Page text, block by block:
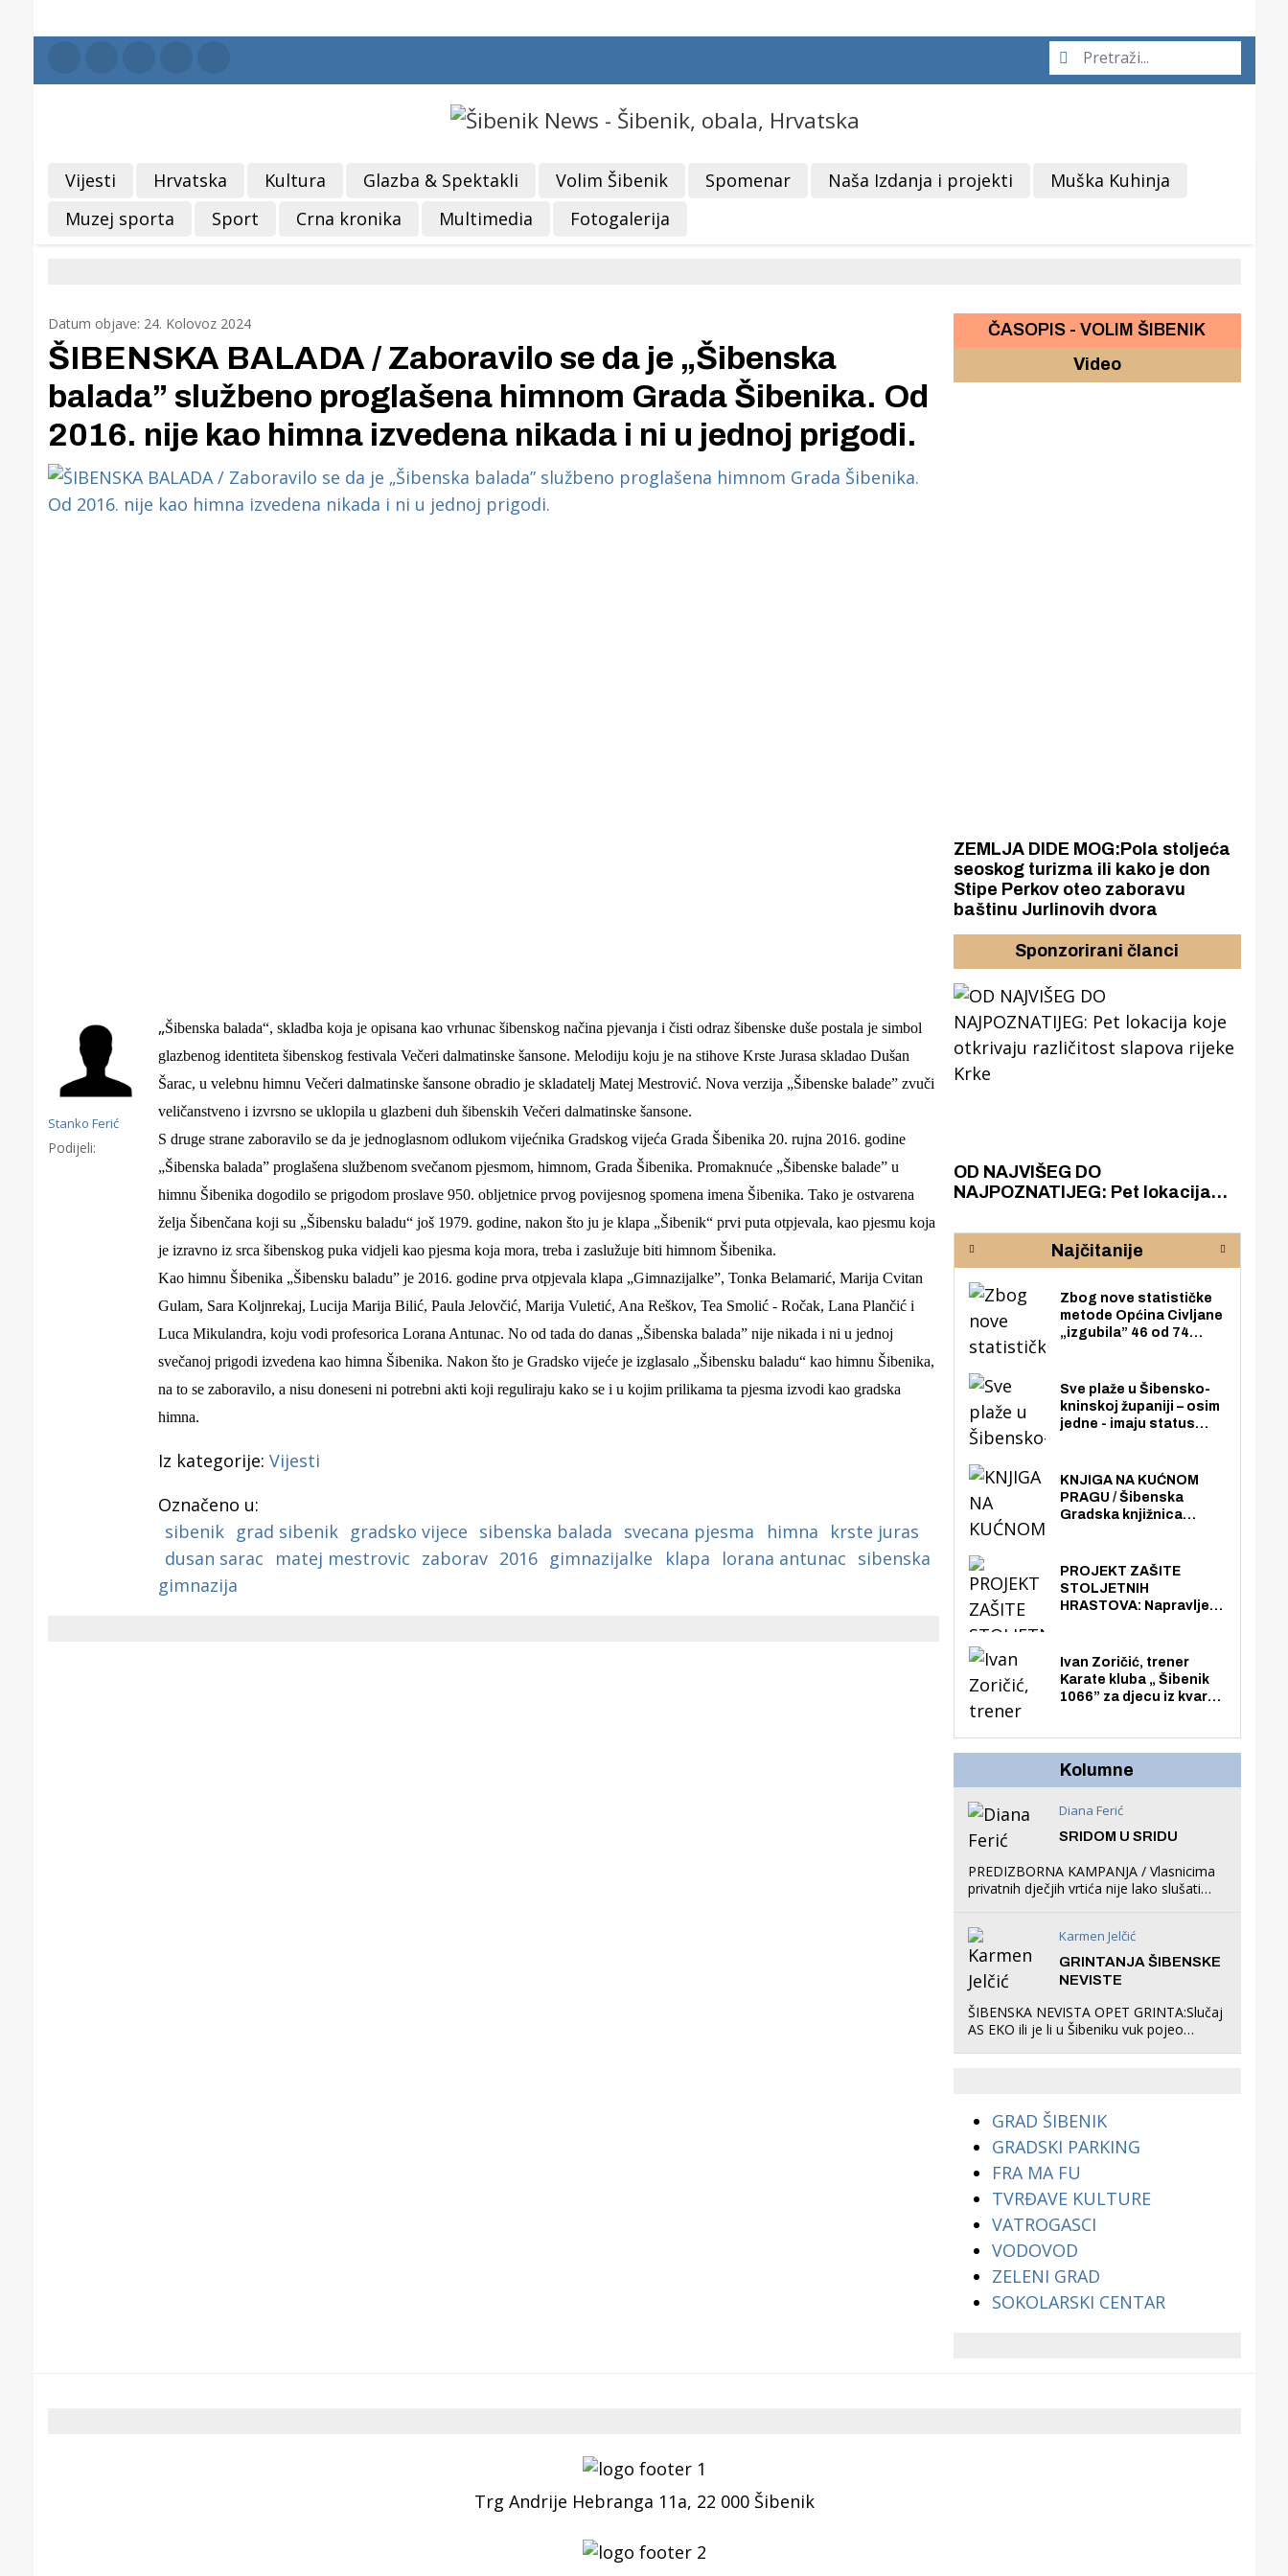
Vijesti Hrvatska Kultura Glazba & Spektakli Volim Šibenik Spomenar Naša Izdanja i projekti
Muška Kuhinja
Muzej sporta
Sport Crna kronika Multimedia Fotogalerija
Datum objave: 24. Kolovoz 2024
ŠIBENSKA BALADA / Zaboravilo se da je „Šibenska
balada” službeno proglašena himnom Grada Šibenika. Od
2016. nije kao himna izvedena nikada i ni u jednoj prigodi.
Stanko Ferić
Podijeli:
„Šibenska balada“, skladba koja je opisana kaovrhunac šibenskog načina pjevanja i čisti odraz šibenske duše postala je simbol
glazbenogidentiteta šibenskog festivala Večeri dalmatinske šansone. Melodiju koju je na stihove Krste Jurasa skladao Dušan
Šarac, u velebnu himnu Večeri dalmatinske šansone obradio je skladatelj Matej Mestrović. Nova verzija „Šibenske balade” zvuči
veličanstveno i izvrsno se uklopila u glazbeni duh šibenskih Večeri dalmatinske šansone.
S druge strane zaboravilo se da je jednoglasnom odlukom vijećnika Gradskog vijeća Grada Šibenika 20. rujna 2016. godine
„Šibenska balada” proglašena službenom svečanom pjesmom, himnom, Grada Šibenika. Promaknuće „Šibenske balade” u
himnu Šibenika dogodilo se prigodom proslave 950. obljetnice prvog povijesnog spomena imena Šibenika. Tako je ostvarena
želja Šibenčana koji su „Šibensku baladu“ još1979. godine, nakon što ju je klapa „Šibenik“ prvi puta otpjevala, kao pjesmu koja
je izravno iz srca šibenskog puka vidjeli kao pjesma koja mora, treba i zaslužuje biti himnom Šibenika.
Kao himnu Šibenika „Šibensku baladu” je 2016. godine prva otpjevala klapa „Gimnazijalke”, Tonka Belamarić, Marija Cvitan
Gulam, Sara Koljnrekaj, Lucija Marija Bilić, Paula Jelovčić, Marija Vuletić, Ana Reškov, Tea Smolić - Ročak, Lana Plančić i
Luca Mikulandra, koju vodi profesorica Lorana Antunac. No od tada do danas „Šibenska balada” nije nikada i ni u jednoj
svečanoj prigodi izvedena kao himna Šibenika. Nakon što je Gradsko vijeće je izglasalo „Šibensku baladu“ kao himnu Šibenika,
na to se zaboravilo, a nisu doneseni ni potrebni akti koji reguliraju kako se i u kojim prilikama ta pjesma izvodi kao gradska
himna.
Iz kategorije: Vijesti
Označeno u:
sibenik grad sibenik gradsko vijece sibenska balada svecana pjesma himna
krste juras
dusan sarac
matej mestrovic zaborav 2016 gimnazijalke klapa lorana antunac sibenska
gimnazija
ČASOPIS - VOLIM ŠIBENIK
Video
ZEMLJA DIDE MOG:Pola stoljeća
seoskog turizma ili kako je don
Stipe Perkov oteo zaboravu
baštinu Jurlinovih dvora
Sponzorirani članci
Gornji tok Krke iz prve ruke -
Otkrijte hostel Titius u
edukativnom kampusu NP Krka u
Puljanima
Šibenik spreman za dolazak
električnih autobusa: izgrađeno
12 punionica na kolodvoru
OD NAJVIŠEG DO
NAJPOZNATIJEG: Pet lokacija
rijeke Krke
Najčitanije
Zbog nove statističke
metode Općina Civljane
„izgubila” 46 od 74
nego radno sposobnih
osoba među svojih 170
stanovnika.
Sve plaže u Šibensko-
kninskoj županiji – osim
jedne - imaju status
općoj upotrebi. Pristup
je slobodan i besplatan
za sve građane i
KNJIGA NA KUĆNOM
PRAGU / Šibenska
Gradska knjižnica
knjiga na kućnu adresu
električnim biciklom.
PROJEKT ZAŠITE
STOLJETNIH
HRASTOVA: Napravljen
Zmajevac
Ivan Zoričić, trener
Karate kluba „ Šibenik
1066” za djecu iz kvarta
organizirao dječje
Kolumne
Diana Ferić
SRIDOM U SRIDU
PREDIZBORNA KAMPANJA / Vlasnicima
privatnih dječjih vrtića nije lako slušati
što oni rade u Šibeniku ne postoji
Karmen Jelčić
GRINTANJA ŠIBENSKE
NEVISTE
ŠIBENSKA NEVISTA OPET GRINTA:Slučaj
AS EKO ili je li u Šibeniku vuk pojeo
GRAD ŠIBENIK
GRADSKI PARKING
FRA MA FU
TVRĐAVE KULTURE
VATROGASCI
VODOVOD
ZELENI GRAD
SOKOLARSKI CENTAR
Trg Andrije Hebranga 11a, 22 000 Šibenik